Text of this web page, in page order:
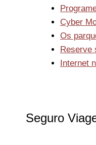
Cyber
Os
Reserve
Internet
Seguro